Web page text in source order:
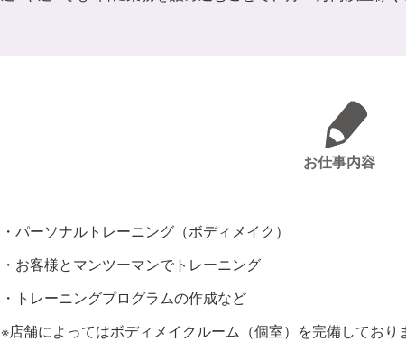
お仕事内容
・パーソナルトレーニング（ボディメイク）
・お客様とマンツーマンでトレーニング
・トレーニングプログラムの作成など
※店舗によってはボディメイクルーム（個室）を完備しており